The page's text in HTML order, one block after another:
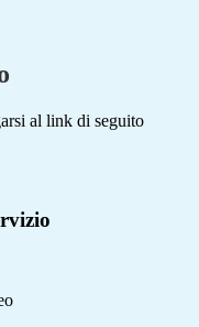
al link di seguito